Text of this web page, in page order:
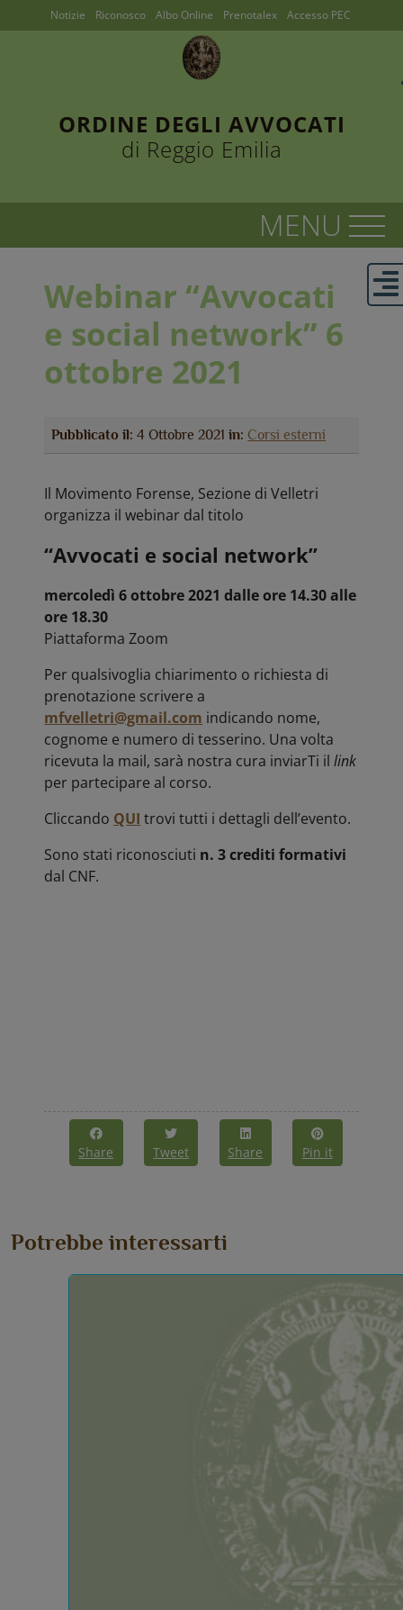
ORDINE DEGLI AVVOCATI
di Reggio Emilia
Notizie Riconosco Albo Online Prenotalex Accesso PEC
Webinar “Avvocati
e social network” 6
ottobre 2021
Pubblicato il: 4 Ottobre 2021in: Corsi esterni
Il Movimento Forense, Sezione di Velletri
organizza il webinar dal titolo
“Avvocati e social network”
mercoledì 6 ottobre 2021 dalle ore 14.30 alle
ore 18.30
Piattaforma Zoom
Per qualsivoglia chiarimento o richiesta di
prenotazione scrivere a
mfvelletri@gmail.com indicando nome,
cognome e numero di tesserino. Una volta
ricevuta la mail, sarà nostra cura inviarTi illink
per partecipare al corso.
Cliccando QUI trovi tutti i dettagli dell’evento.
Sono stati riconosciuti n. 3 crediti formativi
dal CNF.
Share Tweet Share Pin it
Potrebbe interessarti